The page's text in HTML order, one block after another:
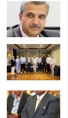
ت
ن
م
ة